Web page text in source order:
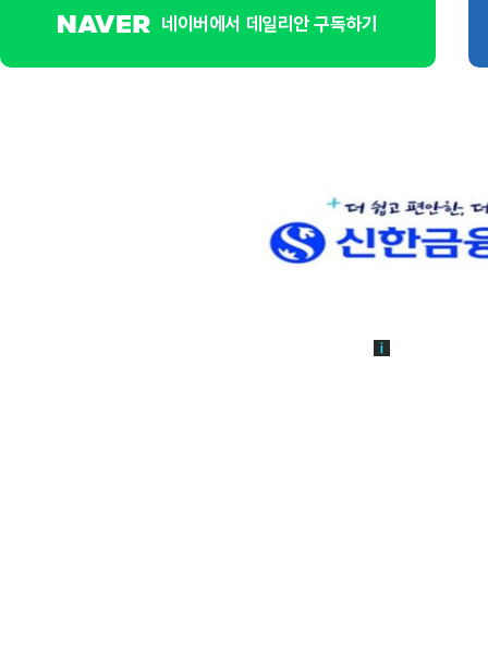
네이버에서 데일리안 구독하기